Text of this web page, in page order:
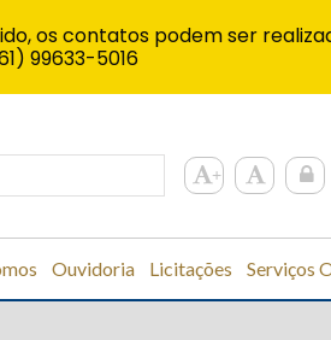
Ouvidoria Licitações Serviços
os contatos podem ser
99633-5016